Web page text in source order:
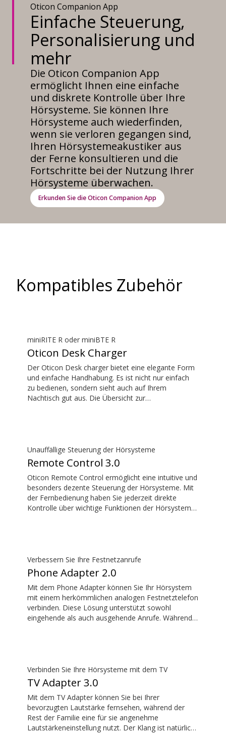
Oticon Companion App
Einfache Steuerung,
Personalisierung und
mehr
Die Oticon Companion App
ermöglicht Ihnen eine einfache
und diskrete Kontrolle über Ihre
Hörsysteme. Sie können Ihre
Hörsysteme auch wiederfinden,
wenn sie verloren gegangen sind,
Ihren Hörsystemeakustiker aus
der Ferne konsultieren und die
Fortschritte bei der Nutzung Ihrer
Hörsysteme überwachen.
Erkunden Sie die Oticon Companion App
Kompatibles Zubehör
miniRITE R oder miniBTE R
Oticon Desk Charger
Der Oticon Desk charger bietet eine elegante Form
und einfache Handhabung. Es ist nicht nur einfach
zu bedienen, sondern sieht auch auf Ihrem
Nachtisch gut aus. Die Übersicht zur
Unauffällige Steuerung der Hörsysteme
Remote Control 3.0
Oticon Remote Control ermöglicht eine intuitive und
besonders dezente Steuerung der Hörsysteme. Mit
der Fernbedienung haben Sie jederzeit direkte
Kontrolle über wichtige Funktionen der Hörsysteme,
Verbessern Sie Ihre Festnetzanrufe
Phone Adapter 2.0
Mit dem Phone Adapter können Sie Ihr Hörsystem
mit einem herkömmlichen analogen Festnetztelefon
verbinden. Diese Lösung unterstützt sowohl
eingehende als auch ausgehende Anrufe. Während
Verbinden Sie Ihre Hörsysteme mit dem TV
TV Adapter 3.0
Mit dem TV Adapter können Sie bei Ihrer
bevorzugten Lautstärke fernsehen, während der
Rest der Familie eine für sie angenehme
Lautstärkeneinstellung nutzt. Der Klang ist natürlich